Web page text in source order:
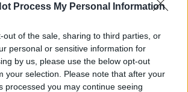
Process My Personal Information
out of the sale, sharing to third parties, or
personal or sensitive information for
by us, please use the below opt-out
your selection. Please note that after your
processed you may continue seeing
meg a filmeket, és
a nézőnek szükségük is van erre
- tette hozzá.